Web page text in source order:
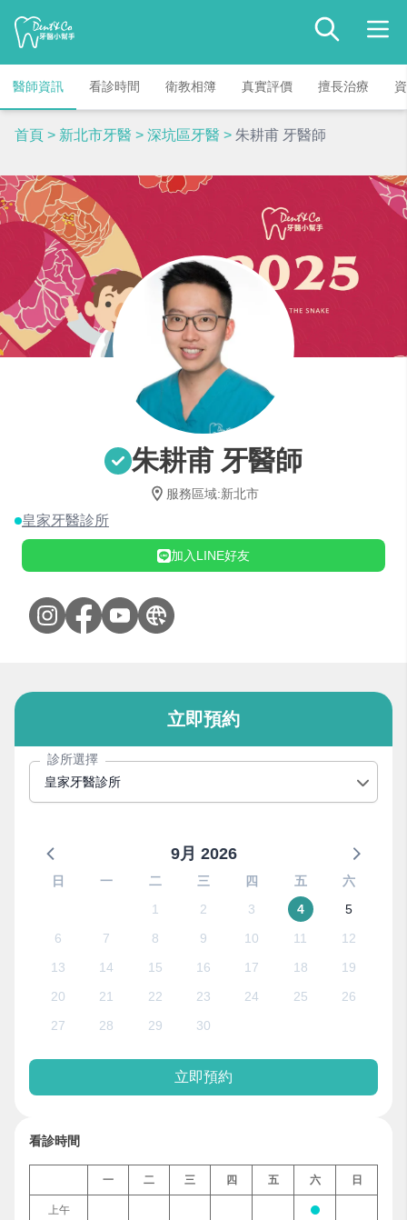
醫師資訊 看診時間 衛教相簿 真實評價 擅長治療
首頁 > 新北市牙醫 > 深坑區牙醫 > 朱耕甫 牙醫師
加入LINE好友
朱耕甫 牙醫師
服務區域:新北市
皇家牙醫診所
看診時間
一 二 三 四 五 六 日
上午
立即預約
診所選擇
皇家牙醫診所
9月 2026
日 一 二 三 四 五
六
1
2 3 4
5
6
7 8 9 10 11
12
13
14 15 16 17 18
19
20
21 22 23 24 25
26
27
28 29 30
立即預約